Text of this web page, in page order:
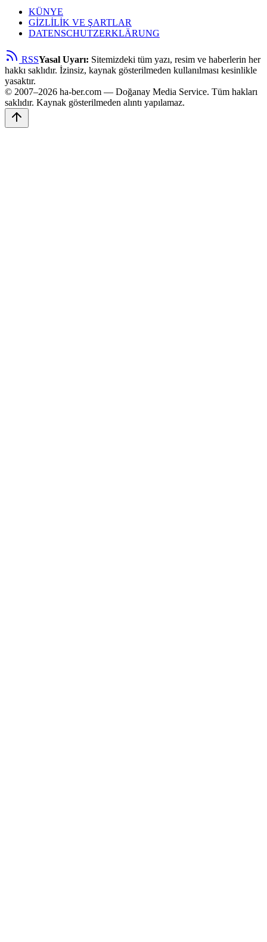
KÜNYE
GİZLİLİK VE ŞARTLAR
DATENSCHUTZERKLÄRUNG
RSSYasal Uyarı: Sitemizdeki tüm yazı, resim ve haberlerin her
hakkı saklıdır. İzinsiz, kaynak gösterilmeden kullanılması kesinlikle
yasaktır.
© 2007–2026 ha-ber.com — Doğanay Media Service. Tüm hakları
saklıdır. Kaynak gösterilmeden alıntı yapılamaz.